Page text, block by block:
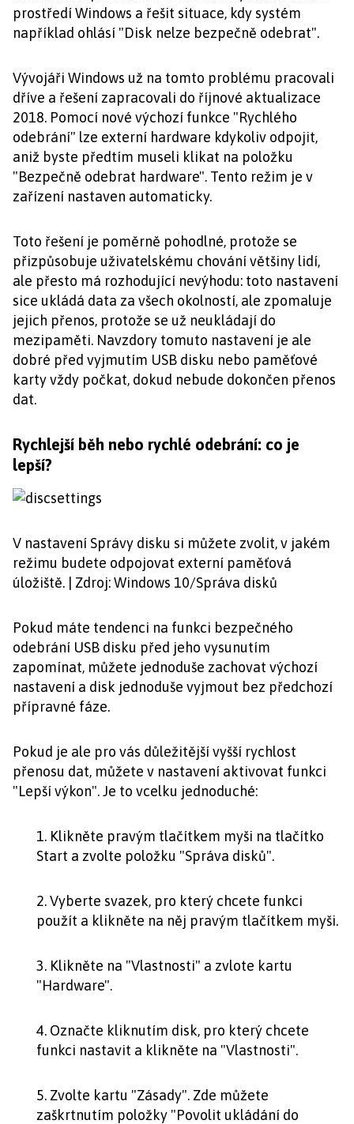
prostředí Windows a řešit situace, kdy systém
například ohlásí "Disk nelze bezpečně odebrat".
Vývojáři Windows už na tomto problému pracovali
dříve a řešení zapracovali do říjnové aktualizace
2018. Pomocí nové výchozí funkce "Rychlého
odebrání" lze externí hardware kdykoliv odpojit,
aniž byste předtím museli klikat na položku
"Bezpečně odebrat hardware". Tento režim je v
zařízení nastaven automaticky.
Toto řešení je poměrně pohodlné, protože se
přizpůsobuje uživatelskému chování většiny lidí,
ale přesto má rozhodující nevýhodu: toto nastavení
sice ukládá data za všech okolností, ale zpomaluje
jejich přenos, protože se už neukládají do
mezipaměti. Navzdory tomuto nastavení je ale
dobré před vyjmutím USB disku nebo paměťové
karty vždy počkat, dokud nebude dokončen přenos
dat.
Rychlejší běh nebo rychlé odebrání: co je
lepší?
V nastavení Správy disku si můžete zvolit, v jakém
režimu budete odpojovat externí paměťová
úložiště. | Zdroj: Windows 10/Správa disků
Pokud máte tendenci na funkci bezpečného
odebrání USB disku před jeho vysunutím
zapomínat, můžete jednoduše zachovat výchozí
nastavení a disk jednoduše vyjmout bez předchozí
přípravné fáze.
Pokud je ale pro vás důležitější vyšší rychlost
přenosu dat, můžete v nastavení aktivovat funkci
"Lepší výkon". Je to vcelku jednoduché:
1. Klikněte pravým tlačítkem myši na tlačítko
Start a zvolte položku "Správa disků".
2. Vyberte svazek, pro který chcete funkci
použít a klikněte na něj pravým tlačítkem myši.
3. Klikněte na "Vlastnosti" a zvlote kartu
"Hardware".
4. Označte kliknutím disk, pro který chcete
funkci nastavit a klikněte na "Vlastnosti".
5. Zvolte kartu "Zásady". Zde můžete
zaškrtnutím položky "Povolit ukládání do